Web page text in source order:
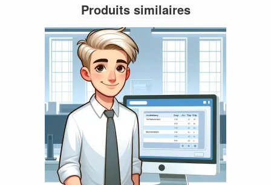
Produits similaires